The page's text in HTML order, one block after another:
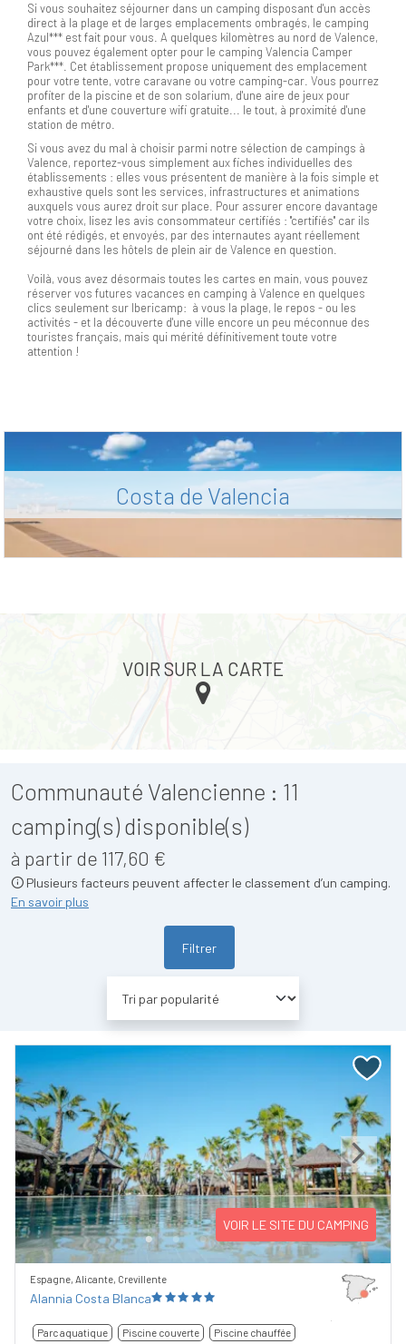
Si vous souhaitez séjourner dans un camping disposant d'un accès
direct à la plage et de larges emplacements ombragés, le camping
Azul*** est fait pour vous. A quelques kilomètres au nord de Valence,
vous pouvez également opter pour le camping Valencia Camper
Park***. Cet établissement propose uniquement des emplacement
pour votre tente, votre caravane ou votre camping-car. Vous pourrez
profiter de la piscine et de son solarium, d'une aire de jeux pour
enfants et d'une couverture wifi gratuite... le tout, à proximité d'une
station de métro.
Si vous avez du mal à choisir parmi notre sélection de campings à
Valence, reportez-vous simplement aux fiches individuelles des
établissements : elles vous présentent de manière à la fois simple et
exhaustive quels sont les services, infrastructures et animations
auxquels vous aurez droit sur place. Pour assurer encore davantage
votre choix, lisez les avis consommateur certifiés : "certifiés" car ils
ont été rédigés, et envoyés, par des internautes ayant réellement
séjourné dans les hôtels de plein air de Valence en question.
Voilà, vous avez désormais toutes les cartes en main, vous pouvez
réserver vos futures vacances en camping à Valence en quelques
clics seulement sur Ibericamp: à vous la plage, le repos - ou les
activités - et la découverte d'une ville encore un peu méconnue des
touristes français, mais qui mérité définitivement toute votre
attention !
Costa de Valencia
Communauté Valencienne : 11
camping(s) disponible(s)
à partir de 117,60 €
Plusieurs facteurs peuvent affecter le classement d’un camping.
En savoir plus
Filtrer
Previous Next
VOIR LE SITE DU CAMPING
Espagne, Alicante, Crevillente
Alannia Costa Blanca
Parc aquatique Piscine couverte Piscine chauffée
VOIR SUR LA CARTE